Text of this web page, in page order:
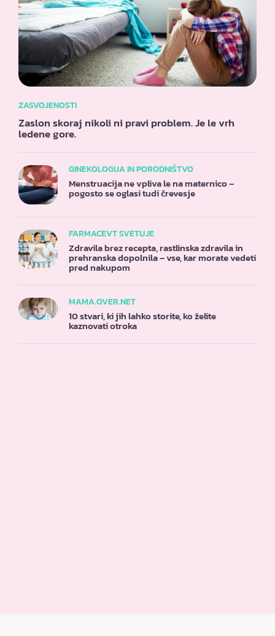
ZASVOJENOSTI
Zaslon skoraj nikoli ni pravi problem. Je le vrh
ledene gore.
GINEKOLOGIJA IN PORODNIŠTVO
Menstruacija ne vpliva le na maternico –
pogosto se oglasi tudi črevesje
FARMACEVT SVETUJE
Zdravila brez recepta, rastlinska zdravila in
prehranska dopolnila – vse, kar morate vedeti
pred nakupom
MAMA.OVER.NET
10 stvari, ki jih lahko storite, ko želite
kaznovati otroka